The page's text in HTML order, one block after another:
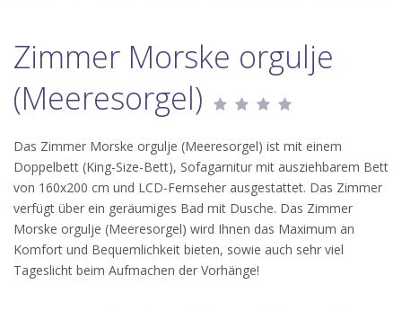
Zimmer Morske orgulje
(Meeresorgel)
Das Zimmer Morske orgulje (Meeresorgel) ist mit einem
Doppelbett (King-Size-Bett), Sofagarnitur mit ausziehbarem Bett
von 160x200 cm und LCD-Fernseher ausgestattet. Das Zimmer
verfügt über ein geräumiges Bad mit Dusche. Das Zimmer
Morske orgulje (Meeresorgel) wird Ihnen das Maximum an
Komfort und Bequemlichkeit bieten, sowie auch sehr viel
Tageslicht beim Aufmachen der Vorhänge!